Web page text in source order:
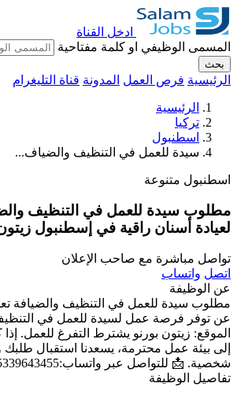
ادخل القناة
المسمى الوظيفي او كلمة مفتاحية
بحث
الرئيسية فرص العمل المدونة قناة التليغرام
الرئيسية
تركيا
اسطنبول
سيدة للعمل في التنظيف والضياف...
اسطنبول متنوعة
مطلوب سيدة للعمل في التنظيف
لعيادة أسنان راقية في إسطنبول
تواصل مباشرة مع صاحب الإعلان
اتصل واتساب
عن الوظيفة
مطلوب سيدة للعمل في التنظيف والضيافة
عن توفر فرصة عمل لسيدة للعمل في
الموقع: زيتون بورنو يشترط التفرغ للعمل. إذا
إلى بيئة عمل محترمة، يسعدنا استقبال طلبك
شخصية. 📩 للتواصل عبر واتساب:https://wa.me/905339643455
تفاصيل الوظيفة